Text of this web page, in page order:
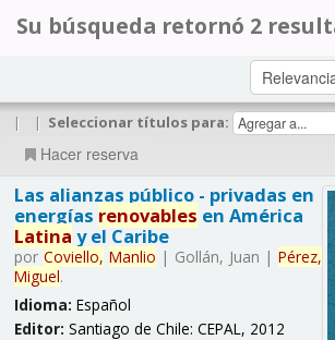
Su búsqueda retornó 2
| | Seleccionar títulos para:
Hacer reserva
Las alianzas público - privadas en
energías renovables en América
Latina y el Caribe
por Coviello, Manlio | Gollán, Juan | Pérez,
Miguel.
Idioma: Español
Editor: Santiago de Chile: CEPAL, 2012